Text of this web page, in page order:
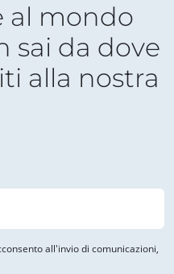
al mondo
sai da dove
alla nostra
all'invio di comunicazioni,